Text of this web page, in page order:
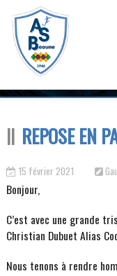
REPOSE EN
15 février 2021
Bonjour,
C’est avec une grande
Christian Dubuet Alias
Nous tenons à rendre